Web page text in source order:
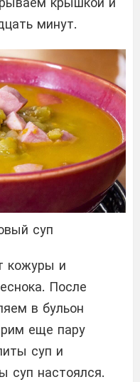
минут.
суп
кожуры и
После
в бульон
еще пару
суп и
суп настоялся.